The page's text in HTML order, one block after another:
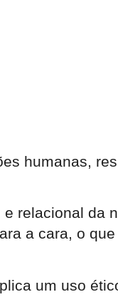
humanas,
relacional da
a cara, o
um uso